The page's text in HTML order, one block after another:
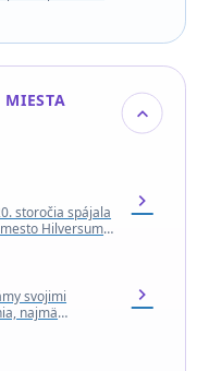
MIESTA
expand_more
storočia spájala
Hilversum s
chevron_right
svojimi
najmä
chevron_right